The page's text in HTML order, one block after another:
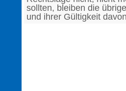
sollten, bleiben die
und ihrer Gültigkeit